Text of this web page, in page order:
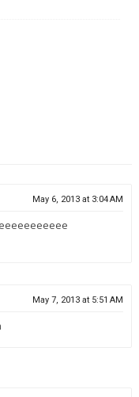
May 6, 2013 at 3:04 AM
May 7, 2013 at 5:51 AM